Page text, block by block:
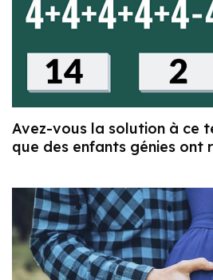
Avez-vous la solution à ce
que des enfants génies ont